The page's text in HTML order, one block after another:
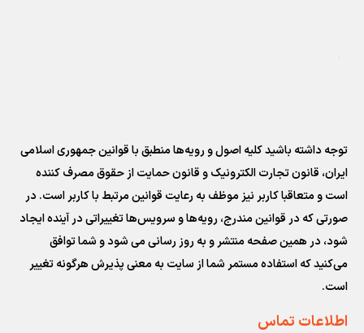
توجه داشته باشید کلیه اصول و رویه‏‌ها منطبق با قوانین جمهوری اسلامی
ایران، قانون تجارت الکترونیک و قانون حمایت از حقوق مصرف کننده
است و متعاقبا کاربر نیز موظف به رعایت قوانین مرتبط با کاربر است. در
صورتی که در قوانین مندرج، رویه‏‌ها و سرویس‏‌ها تغییراتی در آینده ایجاد
شود، در همین صفحه منتشر و به روز رسانی می شود و شما توافق
می‏‌کنید که استفاده مستمر شما از سایت به معنی پذیرش هرگونه تغییر
است.
اطلاعات تماس